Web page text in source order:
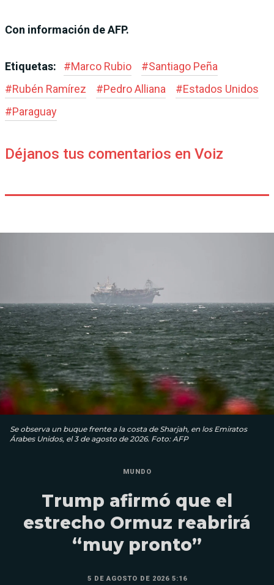
Con información de AFP.
Etiquetas: #Marco Rubio #Santiago Peña
#Rubén Ramírez #Pedro Alliana #Estados Unidos
#Paraguay
Déjanos tus comentarios en Voiz
Se observa un buque frente a la costa de Sharjah, en los Emiratos
Árabes Unidos, el 3 de agosto de 2026. Foto: AFP
MUNDO
Trump afirmó que el
estrecho Ormuz reabrirá
“muy pronto”
5 DE AGOSTO DE 2026 5:16